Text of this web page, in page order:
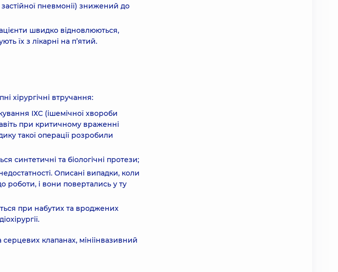
пневмонії) знижений до
швидко відновлюються,
їх з лікарні на п’ятий.
хірургічні втручання:
ІХС (ішемічної хвороби
при критичному враженні
такої операції розробили
синтетичні та біологічні протези;
Описані випадки, коли
роботи, і вони повертались у ту
при набутих та вроджених
клапанах, мініінвазивний